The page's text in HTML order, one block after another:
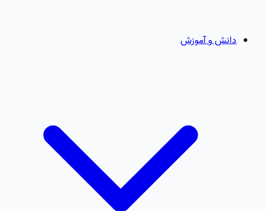
دانش و آموزش